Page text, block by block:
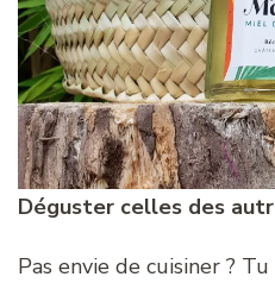
Déguster celles des
Pas envie de cuisiner ?